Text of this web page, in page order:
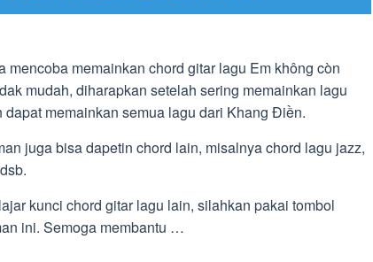
mencoba memainkan chord gitar lagu Em không còn
mudah, diharapkan setelah sering memainkan lagu
dapat memainkan semua lagu dari Khang Điền.
juga bisa dapetin chord lain, misalnya chord lagu jazz,
kunci chord gitar lagu lain, silahkan pakai tombol
ini. Semoga membantu …